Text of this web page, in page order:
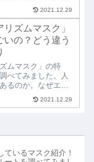
能な点など、その
！販売価格、購入
デメリット、それ
法まで網羅したま
2021.12.29
ズムマスク」
いの？どう違う
ムマスク」の特
べてみました。人
るのか。なぜエア
れしているのか？
した方の口コミ・
2021.12.29
ているマスク紹介！